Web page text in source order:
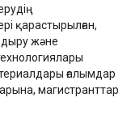
қарастырылған,
және
ғалымдар
магистранттар